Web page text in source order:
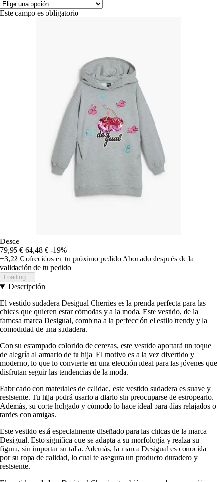
Este campo es obligatorio
Desde
79,95 € 64,48 € -19%
+3,22 € ofrecidos en tu próximo pedido Abonado después de la
validación de tu pedido
Loading...
Descripción
El vestido sudadera Desigual Cherries es la prenda perfecta para las
chicas que quieren estar cómodas y a la moda. Este vestido, de la
famosa marca Desigual, combina a la perfección el estilo trendy y la
comodidad de una sudadera.
Con su estampado colorido de cerezas, este vestido aportará un toque
de alegría al armario de tu hija. El motivo es a la vez divertido y
moderno, lo que lo convierte en una elección ideal para las jóvenes que
disfrutan seguir las tendencias de la moda.
Fabricado con materiales de calidad, este vestido sudadera es suave y
resistente. Tu hija podrá usarlo a diario sin preocuparse de estropearlo.
Además, su corte holgado y cómodo lo hace ideal para días relajados o
tardes con amigas.
Este vestido está especialmente diseñado para las chicas de la marca
Desigual. Esto significa que se adapta a su morfología y realza su
figura, sin importar su talla. Además, la marca Desigual es conocida
por su ropa de calidad, lo cual te asegura un producto duradero y
resistente.